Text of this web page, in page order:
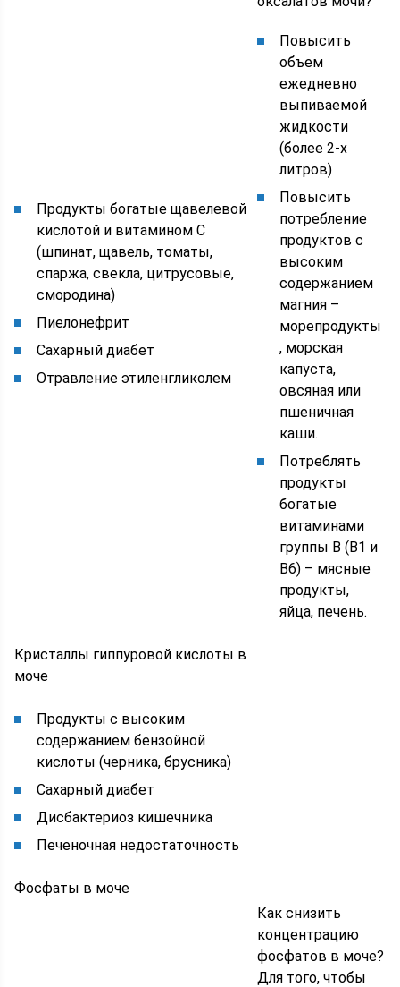
Продукты богатые щавелевой
кислотой и витамином С
(шпинат, щавель, томаты,
спаржа, свекла, цитрусовые,
смородина)
Пиелонефрит
Сахарный диабет
Отравление этиленгликолем
Повысить
объем
ежедневно
выпиваемой
жидкости
(более 2-х
литров)
Повысить
потребление
продуктов с
высоким
содержанием
магния –
морепродукты
, морская
капуста,
овсяная или
пшеничная
каши.
Потреблять
продукты
богатые
витаминами
группы В (В1 и
В6) – мясные
продукты,
яйца, печень.
Кристаллы гиппуровой кислоты в
моче
Продукты с высоким
содержанием бензойной
кислоты (черника, брусника)
Сахарный диабет
Дисбактериоз кишечника
Печеночная недостаточность
Фосфаты в моче
Как снизить
концентрацию
фосфатов в моче?
Для того, чтобы